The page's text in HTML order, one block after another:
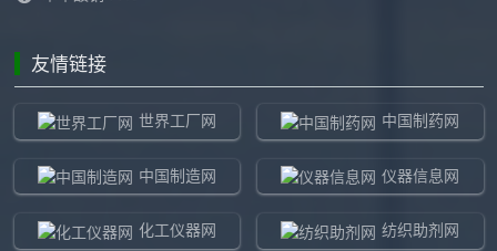
友情链接
世界工厂网 中国制药网
中国制造网 仪器信息网
化工仪器网 纺织助剂网